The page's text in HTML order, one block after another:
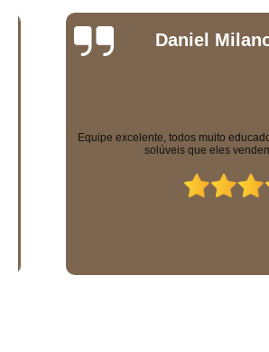
Daniel Milano
Equipe excelente, todos muito educados.
solúveis que eles vendem são